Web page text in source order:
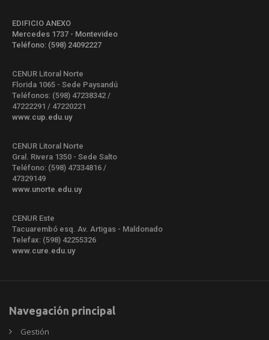
EDIFICIO ANEXO
Mercedes 1737 - Montevideo
Teléfono: (598) 24092227
CENUR Litoral Norte
Florida 1065 - Sede Paysandú
Teléfonos: (598) 47238342 /
47222291 / 47220221
www.cup.edu.uy
CENUR Litoral Norte
Gral. Rivera 1350 - Sede Salto
Teléfono: (598) 47334816 /
47329149
www.unorte.edu.uy
CENUR Este
Tacuarembó esq. Av. Artigas - Maldonado
Telefax: (598) 42255326
www.cure.edu.uy
Navegación principal
Gestión